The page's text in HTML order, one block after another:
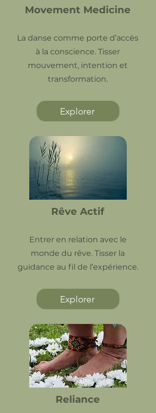
Movement Medicine
La danse comme porte d’accès
à la conscience. Tisser
mouvement, intention et
transformation.
Explorer
Rêve Actif
Entrer en relation avec le
monde du rêve. Tisser la
guidance au fil de l’expérience.
Explorer
Reliance